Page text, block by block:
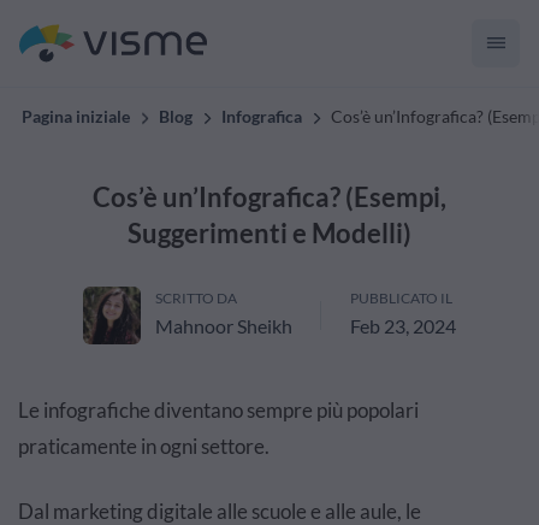
Pagina iniziale Blog Infografica Cos’è un’Infografica?
Cos’è un’Infografica? (Esempi,
Suggerimenti e Modelli)
SCRITTO DA
Mahnoor Sheikh
PUBBLICATO IL
Feb 23, 2024
Le infografiche diventano sempre più popolari
praticamente in ogni settore.
Dal marketing digitale alle scuole e alle aule, le